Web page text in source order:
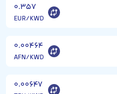
۰.۳۵۷
EUR/KWD
۰.۰۰۴۶۴
AFN/KWD
۰.۰۰۶۴۷